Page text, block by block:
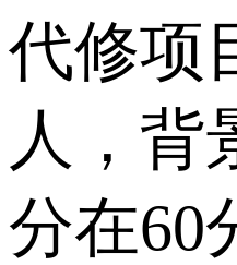
代修项
人，背
分在60